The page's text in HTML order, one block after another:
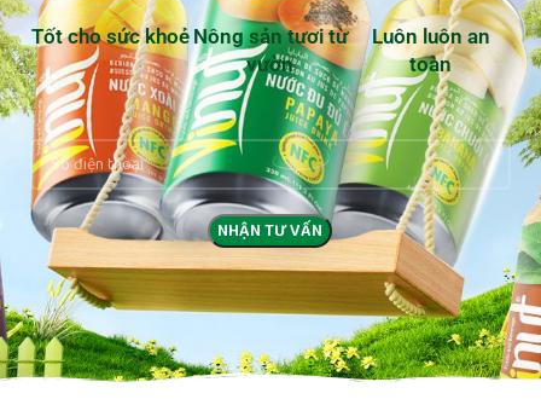
Tốt cho sức khoẻ Nông sản tươi từ
vườn
Luôn luôn an
toàn